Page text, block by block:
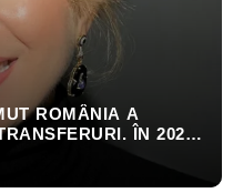
ROMÂNIA A
ÎN 2026,